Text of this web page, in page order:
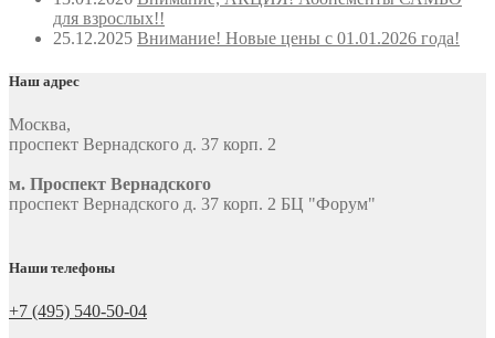
для взрослых!!
25.12.2025 Внимание! Новые цены с 01.01.2026 года!
Наш адрес
Москва,
проспект Вернадского д. 37 корп. 2
м. Проспект Вернадского
проспект Вернадского д. 37 корп. 2 БЦ "Форум"
Наши телефоны
+7 (495) 540-50-04